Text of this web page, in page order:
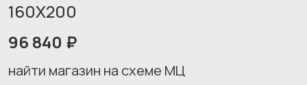
160X200
96 840 ₽
найти магазин на схеме МЦ